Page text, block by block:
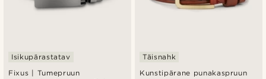
Fixus | Tumepruun
Isikupärastatav
Kunstipärane punakaspruun
Täisnahk